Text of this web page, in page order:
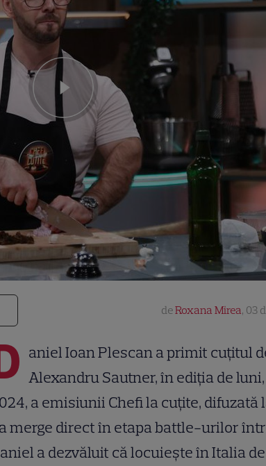
deRoxana Mirea, 03
aniel Ioan Plescan a primit cuțitul
Alexandru Sautner, în ediția de
a emisiunii Chefi la cuțite, difuzată
merge direct în etapa battle-urilor
a dezvăluit că locuiește în Italia de